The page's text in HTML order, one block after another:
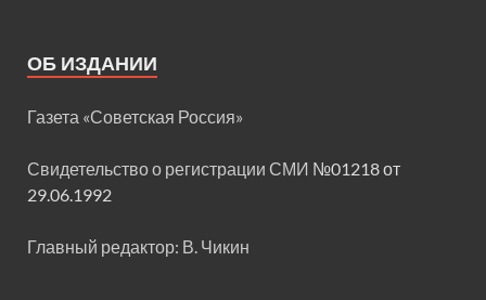
ОБ ИЗДАНИИ
Газета «Советская Россия»
Свидетельство о регистрации СМИ №01218 от
29.06.1992
Главный редактор: В. Чикин